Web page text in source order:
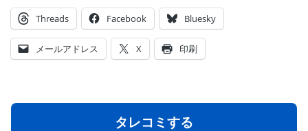
Threads Facebook Bluesky
メールアドレス X 印刷
タレコミする